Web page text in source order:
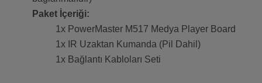
Paket İçeriği:
1x PowerMaster M517 Medya Player Board
1x IR Uzaktan Kumanda (Pil Dahil)
1x Bağlantı Kabloları Seti